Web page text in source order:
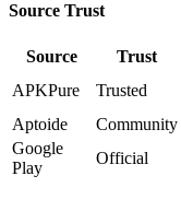
Source Trust
Source Trust
APKPure
Trusted
Aptoide
Community
Google
Play
Official